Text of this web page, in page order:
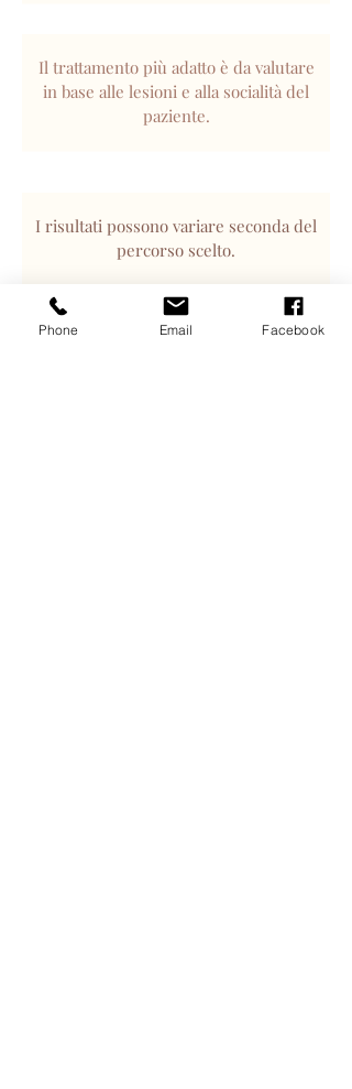
Il trattamento più adatto è da valutare
in base alle lesioni e alla socialità del
paziente.
I risultati possono variare seconda del
percorso scelto.
Phone Email Facebook